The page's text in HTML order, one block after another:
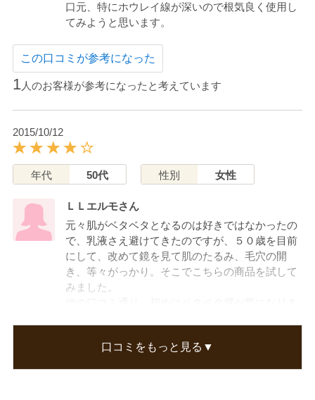
口元、特にホウレイ線が深いので根気良く使用し
てみようと思います。
この口コミが参考になった
1人のお客様が参考になったと考えています
2015/10/12
年代 50代 性別 女性
ＬＬエルモさん
元々肌がベタベタとなるのは好きではなかったの
で、乳液さえ避けてきたのですが、５０歳を目前
にして、改めて鏡を見て肌のたるみ、毛穴の開
き、等々がっかり。そこでこちらの商品を試して
みました。
私にはお値段が多少負担なので週一とか、ときど
口コミをもっと見る▼